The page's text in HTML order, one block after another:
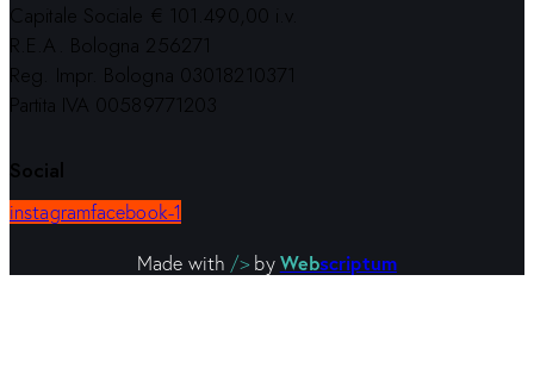
Capitale Sociale € 101.490,00 i.v.
R.E.A. Bologna 256271
Reg. Impr. Bologna 03018210371
Partita IVA 00589771203
Social
instagramfacebook-1
Made with /> by Webscriptum